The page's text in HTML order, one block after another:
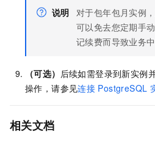
说明 对于包年包月实例
可以免去您定期手
记续费而导致业务中
（可选） 后续如需登录到新实例
操作，请参见连接 PostgreSQL
相关文档